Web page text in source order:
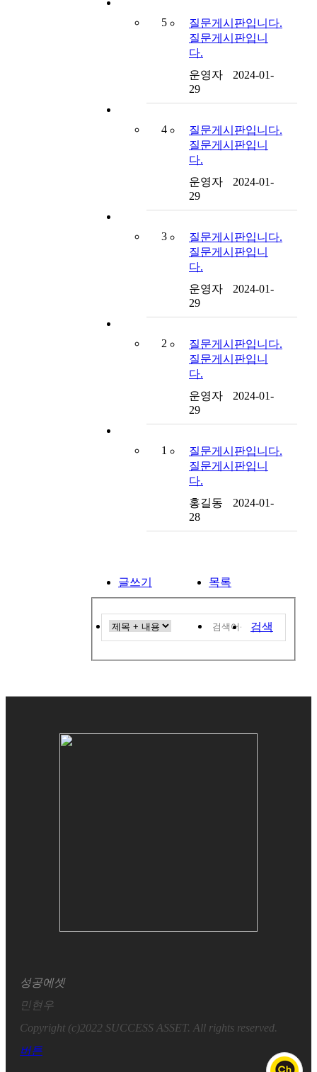
5
질문게시판입니다.
질문게시판입니
다.
운영자
2024-01-
29
4
질문게시판입니다.
질문게시판입니
다.
운영자
2024-01-
29
3
질문게시판입니다.
질문게시판입니
다.
운영자
2024-01-
29
2
질문게시판입니다.
질문게시판입니
다.
운영자
2024-01-
29
1
질문게시판입니다.
질문게시판입니
다.
홍길동
2024-01-
28
검색
글쓰기 목록
성공에셋
민현우
Copyright (c)2022 SUCCESS ASSET. All rights reserved.
버튼